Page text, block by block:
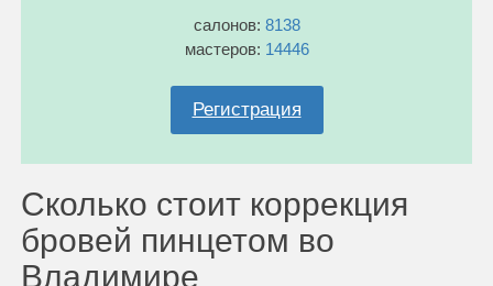
салонов: 8138
мастеров: 14446
Регистрация
Сколько стоит коррекция
бровей пинцетом во
Владимире